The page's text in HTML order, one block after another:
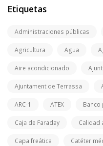
Etiquetas
Administraciones públicas
Agricultura Agua
Aire acondicionado
Ajuntament de Terrassa
ARC-1 ATEX
Caja de Faraday Calidad
Capa freática Catéter